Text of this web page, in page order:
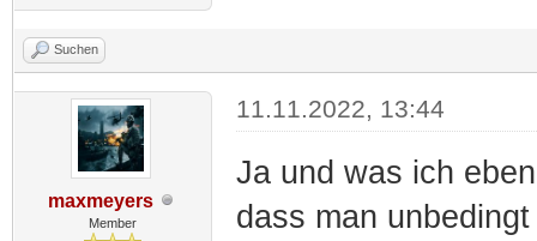
Suchen
maxmeyers
Member
11.11.2022, 13:44
Ja und was ich
dass man